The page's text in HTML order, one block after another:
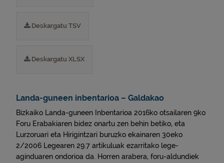
Deskargatu TSV
Deskargatu XLSX
Landa-guneen inbentarioa – Galdakao
Bizkaiko Landa-guneen Inbentarioa 2016ko otsailaren 9ko
Foru Erabakiaren bidez onartu zen behin betiko, eta
Lurzoruari eta Hirigintzari buruzko ekainaren 30eko
2/2006 Legearen 29.7 artikuluak ezarritako lege-
aginduaren ondorioa da. Horren arabera, foru-aldundiek